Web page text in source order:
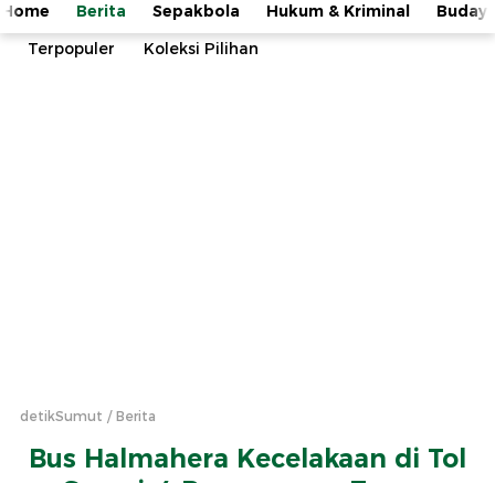
Home Berita Sepakbola Hukum & Kriminal
Terpopuler
Koleksi Pilihan
detikSumut Berita
Bus Halmahera Kecelakaan di Tol